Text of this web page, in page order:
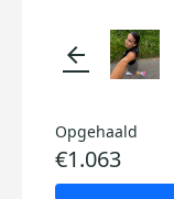
arrow_back
Opgehaald
€1.063